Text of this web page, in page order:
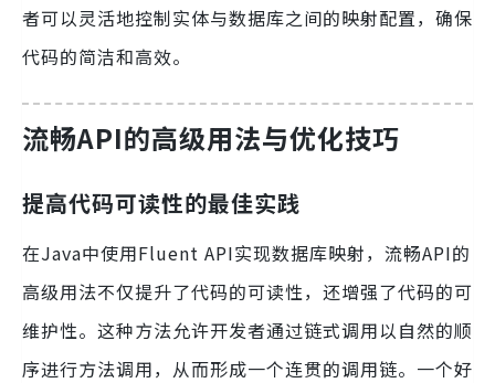
者可以灵活地控制实体与数据库之间的映射配置，确保
代码的简洁和高效。
流畅API的高级用法与优化技巧
提高代码可读性的最佳实践
在Java中使用Fluent API实现数据库映射，流畅API的
高级用法不仅提升了代码的可读性，还增强了代码的可
维护性。这种方法允许开发者通过链式调用以自然的顺
序进行方法调用，从而形成一个连贯的调用链。一个好